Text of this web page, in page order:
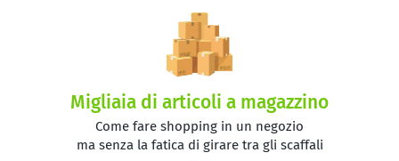
Migliaia di articoli a magazzino
Come fare shopping in un negozio
ma senza la fatica di girare tra gli scaffali